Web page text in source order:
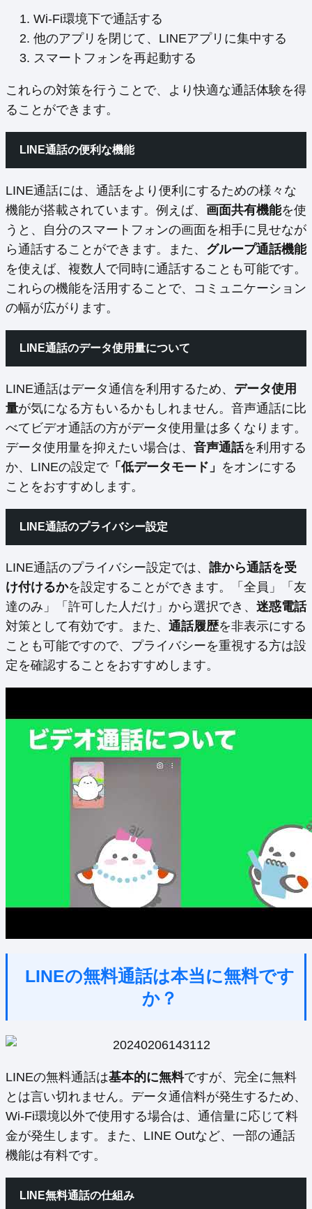
Wi-Fi環境下で通話する
他のアプリを閉じて、LINEアプリに集中する
スマートフォンを再起動する
これらの対策を行うことで、より快適な通話体験を得
ることができます。
LINE通話の便利な機能
LINE通話には、通話をより便利にするための様々な
機能が搭載されています。例えば、 画面共有機能を使
うと、自分のスマートフォンの画面を相手に見せなが
ら通話することができます。また、 グループ通話機能
を使えば、複数人で同時に通話することも可能です。
これらの機能を活用することで、コミュニケーション
の幅が広がります。
LINE通話のデータ使用量について
LINE通話はデータ通信を利用するため、 データ使用
量が気になる方もいるかもしれません。音声通話に比
べてビデオ通話の方がデータ使用量は多くなります。
データ使用量を抑えたい場合は、 音声通話を利用する
か、LINEの設定で「低データモード」 をオンにする
ことをおすすめします。
LINE通話のプライバシー設定
LINE通話のプライバシー設定では、 誰から通話を受
け付けるかを設定することができます。「全員」「友
達のみ」「許可した人だけ」から選択でき、 迷惑電話
対策として有効です。また、 通話履歴を非表示にする
ことも可能ですので、プライバシーを重視する方は設
定を確認することをおすすめします。
LINEの無料通話は本当に無料です
か？
LINEの無料通話は基本的に無料ですが、完全に無料
とは言い切れません。データ通信料が発生するため、
Wi-Fi環境以外で使用する場合は、通信量に応じて料
金が発生します。また、LINE Outなど、一部の通話
機能は有料です。
LINE無料通話の仕組み